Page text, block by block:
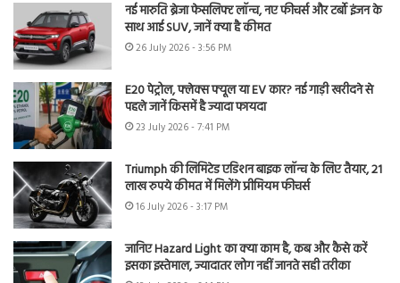
नई मारुति ब्रेजा फेसलिफ्ट लॉन्च, नए फीचर्स और टर्बो इंजन के
साथ आई SUV, जानें क्या है कीमत
26 July 2026 - 3:56 PM
E20 पेट्रोल, फ्लेक्स फ्यूल या EV कार? नई गाड़ी खरीदने से
पहले जानें किसमें है ज्यादा फायदा
23 July 2026 - 7:41 PM
Triumph की लिमिटेड एडिशन बाइक लॉन्च के लिए तैयार, 21
लाख रुपये कीमत में मिलेंगे प्रीमियम फीचर्स
16 July 2026 - 3:17 PM
जानिए Hazard Light का क्या काम है, कब और कैसे करें
इसका इस्तेमाल, ज्यादातर लोग नहीं जानते सही तरीका